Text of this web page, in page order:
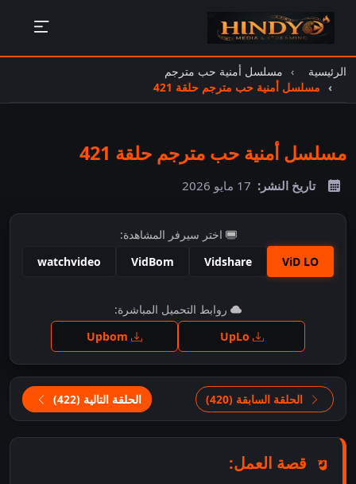
الرئيسية
مسلسل أمنية حب مترجم
مسلسل أمنية حب مترجم حلقة 421
مسلسل أمنية حب مترجم حلقة 421
تاريخ النشر: 17 مايو 2026
اختر سيرفر المشاهدة:
ViD LO
Vidshare
VidBom
watchvideo
اضغط للمشاهدة
روابط التحميل المباشرة:
الحلقة السابقة (420) الحلقة التالية (422)
قصة العمل: